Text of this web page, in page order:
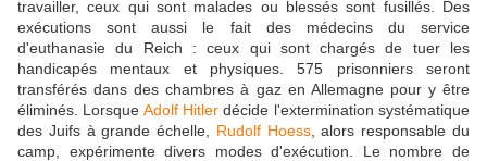
travailler, ceux qui sont malades ou blessés sont fusillés. Des
exécutions sont aussi le fait des médecins du service
d'euthanasie du Reich : ceux qui sont chargés de tuer les
handicapés mentaux et physiques. 575 prisonniers seront
transférés dans des chambres à gaz en Allemagne pour y être
éliminés. Lorsque Adolf Hitler décide l'extermination systématique
des Juifs à grande échelle, Rudolf Hoess, alors responsable du
camp, expérimente divers modes d'exécution. Le nombre de